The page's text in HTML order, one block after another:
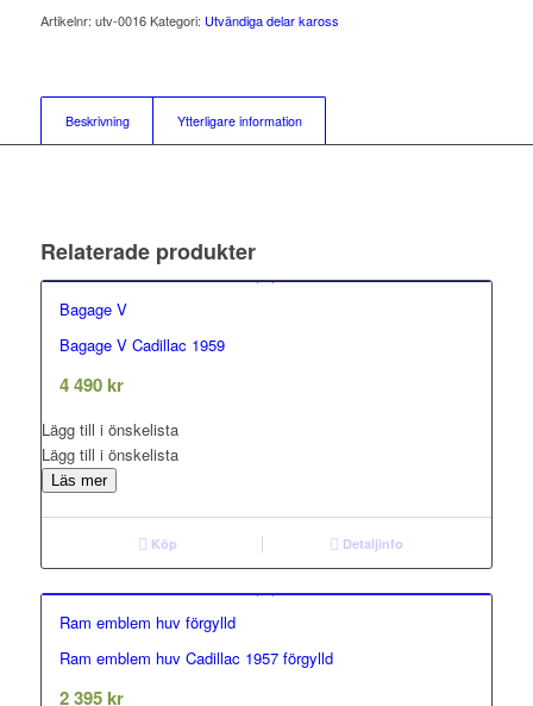
Artikelnr: utv-0016 Kategori: Utvändiga delar kaross
Beskrivning Ytterligare information
Relaterade produkter
Bagage V
Bagage V Cadillac 1959
4 490 kr
Lägg till i önskelista
Lägg till i önskelista
Läs mer
Köp Detaljinfo
Ram emblem huv förgylld
Ram emblem huv Cadillac 1957 förgylld
2 395 kr